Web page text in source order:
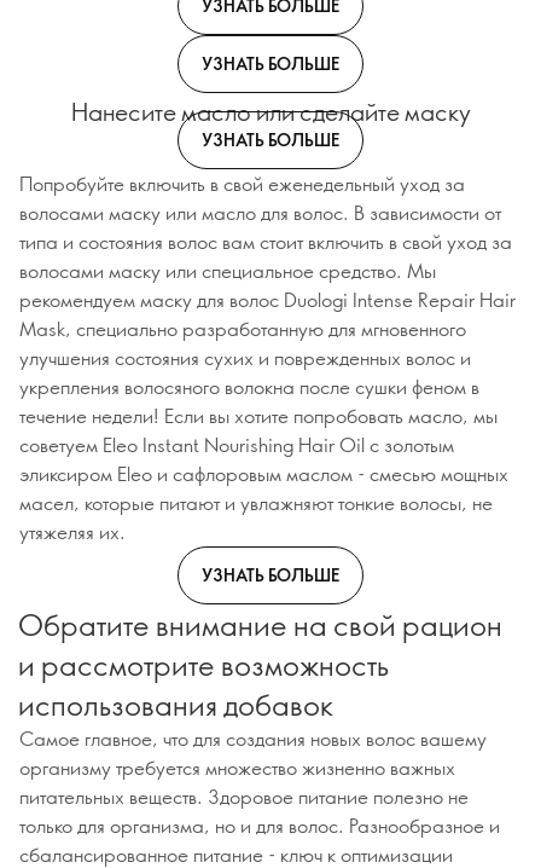
УЗНАТЬ БОЛЬШЕ
УЗНАТЬ БОЛЬШЕ
Нанесите масло или сделайте маску
УЗНАТЬ БОЛЬШЕ
Попробуйте включить в свой еженедельный уход за
волосами маску или масло для волос. В зависимости от
типа и состояния волос вам стоит включить в свой уход за
волосами маску или специальное средство. Мы
рекомендуем маску для волос Duologi Intense Repair Hair
Mask, специально разработанную для мгновенного
улучшения состояния сухих и поврежденных волос и
укрепления волосяного волокна после сушки феном в
течение недели! Если вы хотите попробовать масло, мы
советуем Eleo Instant Nourishing Hair Oil с золотым
эликсиром Eleo и сафлоровым маслом - смесью мощных
масел, которые питают и увлажняют тонкие волосы, не
утяжеляя их.
УЗНАТЬ БОЛЬШЕ
Обратите внимание на свой рацион
и рассмотрите возможность
использования добавок
Самое главное, что для создания новых волос вашему
организму требуется множество жизненно важных
питательных веществ. Здоровое питание полезно не
только для организма, но и для волос. Разнообразное и
сбалансированное питание - ключ к оптимизации